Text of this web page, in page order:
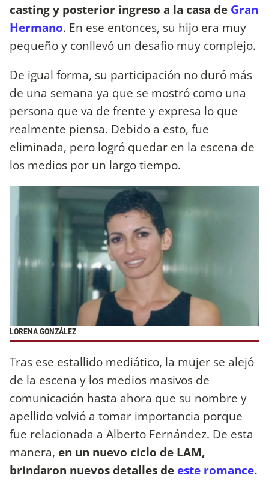
casting y posterior ingreso a la casa de Gran
Hermano. En ese entonces, su hijo era muy
pequeño y conllevó un desafío muy complejo.
De igual forma, su participación no duró más
de una semana ya que se mostró como una
persona que va de frente y expresa lo que
realmente piensa. Debido a esto, fue
eliminada, pero logró quedar en la escena de
los medios por un largo tiempo.
LORENA GONZÁLEZ
Tras ese estallido mediático, la mujer se alejó
de la escena y los medios masivos de
comunicación hasta ahora que su nombre y
apellido volvió a tomar importancia porque
fue relacionada a Alberto Fernández. De esta
manera, en un nuevo ciclo de LAM,
brindaron nuevos detalles de este romance.